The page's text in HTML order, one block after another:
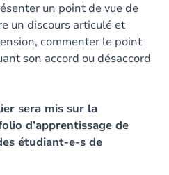
un point de vue de
un discours articulé et
commenter le point
son accord ou désaccord
sera mis sur la
d’apprentissage de
étudiant-e-s de